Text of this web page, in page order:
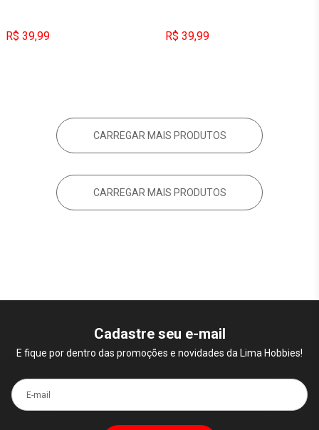
R$ 39,99 R$ 39,99
CARREGAR MAIS PRODUTOS
CARREGAR MAIS PRODUTOS
Cadastre seu e-mail
E fique por dentro das promoções e novidades da Lima Hobbies!
E-mail